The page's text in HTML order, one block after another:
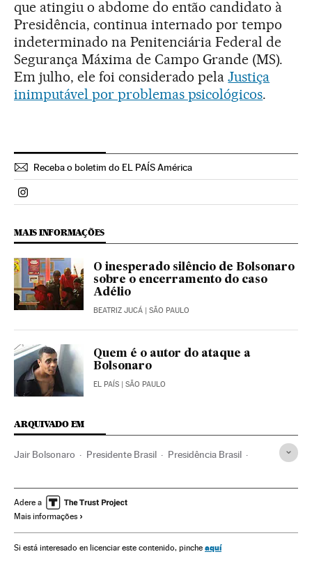
que atingiu o abdome do então candidato à
Presidência, continua internado por tempo
indeterminado na Penitenciária Federal de
Segurança Máxima de Campo Grande (MS).
Em julho, ele foi considerado pelaJustiça
inimputável por problemas psicológicos.
Receba o boletim do EL PAÍS América
Politica El País Brasil en Instagram
MAIS INFORMAÇÕES
O inesperado silêncio de Bolsonaro
sobre o encerramento do caso
Adélio
BEATRIZ JUCÁ | SÃO PAULO
Quem é o autor do ataque a
Bolsonaro
EL PAÍS | SÃO PAULO
ARQUIVADO EM
Jair Bolsonaro Presidente Brasil Presidência Brasil
América Latina Administração Estado
Administração pública
Adere a
Mais informações
Si está interesado en licenciar este contenido, pinche aquí